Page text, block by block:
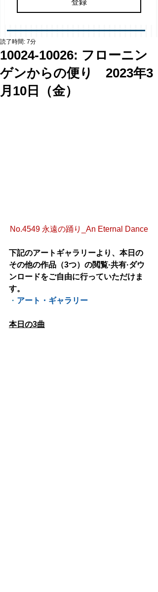
10024-10026: フローニン
ゲンからの便り 2023年3
月10日（金）
読了時間: 7分
No.4549 永遠の踊り_An Eternal Dance
下記のアートギャラリーより、本日の
その他の作品（3つ）の閲覧·共有·ダウ
ンロードをご自由に行っていただけま
す。
・ アート・ギャラリー
本日の3曲